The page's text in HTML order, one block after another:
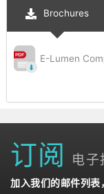
Brochures
E-Lumen
订阅 电子
加入我们的邮件列表